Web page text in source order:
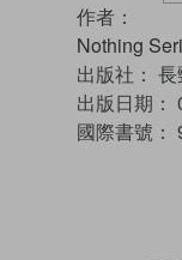
作者：
Nothing
出版社： 長
出版日期：
國際書號：